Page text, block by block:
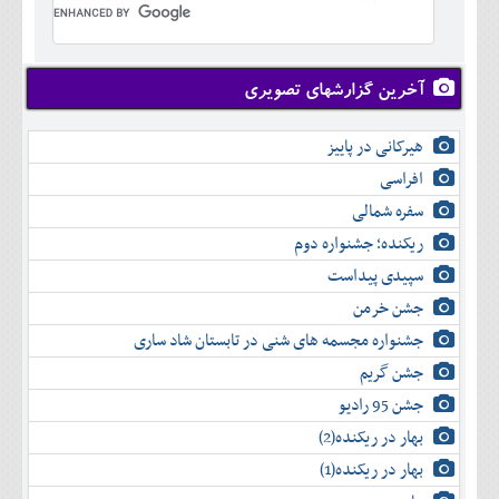
دی
بهمن
اسفند
آبان
آذر
دی
بهمن
اسفند
شهريور
مهر
آبان
آذر
دی
بهمن
اسفند
تير
مرداد
شهريور
مهر
آبان
آذر
دی
بهمن
اسفند
آخرین گزارشهای تصویری
هیرکانی در پاییز
افراسی
سفره شمالی
ریکنده؛ جشنواره دوم
سپیدی پیداست
جشن خرمن
جشنواره مجسمه های شنی در تابستان شاد ساری
جشن گریم
جشن 95 رادیو
بهار در ریکنده(2)
بهار در ریکنده(1)